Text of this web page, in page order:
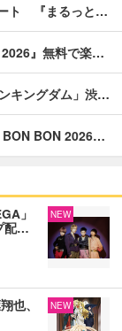
ート 『まるっと…
』無料で楽…
キングダム」渋…
BON BON 2026…
」
配…
NEW
也、
NEW